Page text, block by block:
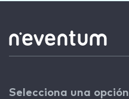
Selecciona una opción